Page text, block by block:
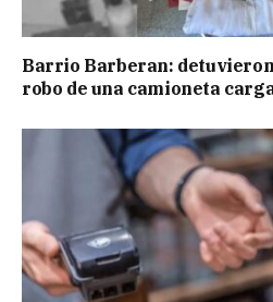
Barrio Barberan:
robo de una camioneta